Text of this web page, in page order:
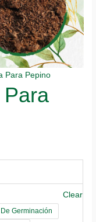
Para Pepino
Germinación
Clear